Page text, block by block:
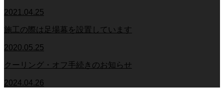
2021.04.25
施工の際は足場幕を設置しています
2020.05.25
クーリング・オフ手続きのお知らせ
2024.04.26